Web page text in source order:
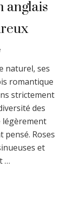
naturel, ses
romantique
strictement
des
légèrement
Roses
et
…